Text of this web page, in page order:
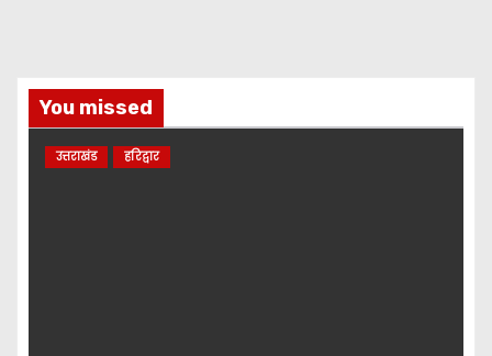
You missed
उत्तराखंड हरिद्वार